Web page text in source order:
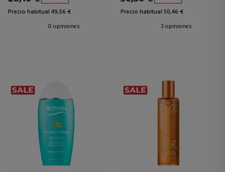
Precio habitual 49,56 €
0 opiniones
Precio habitual 50,46 €
3 opiniones